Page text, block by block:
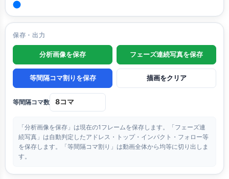
保存・出力
分析画像を保存 フェーズ連続写真を保存
等間隔コマ割りを保存 描画をクリア
等間隔コマ数
「分析画像を保存」は現在の1フレームを保存します。「フェーズ連
続写真」は自動判定したアドレス・トップ・インパクト・フォロー等
を保存します。「等間隔コマ割り」は動画全体から均等に切り出しま
す。